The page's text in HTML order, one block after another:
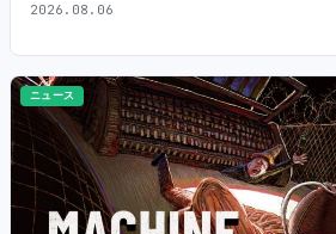
2026.08.06
ニュース